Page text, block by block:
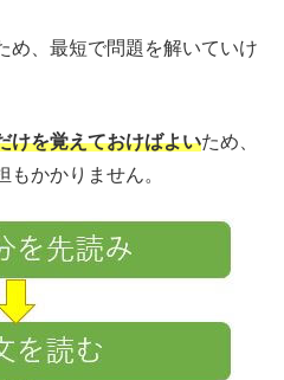
め、最短で問題を解いていけ
けを覚えておけばよいため、
かかりません。